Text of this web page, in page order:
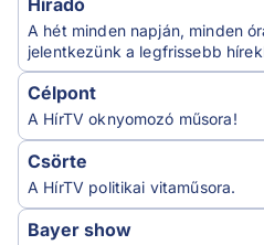
Híradó
A hét minden napján, minden
jelentkezünk a legfrissebb
Célpont
A HírTV oknyomozó műsora!
Csörte
A HírTV politikai vitaműsora.
Bayer show